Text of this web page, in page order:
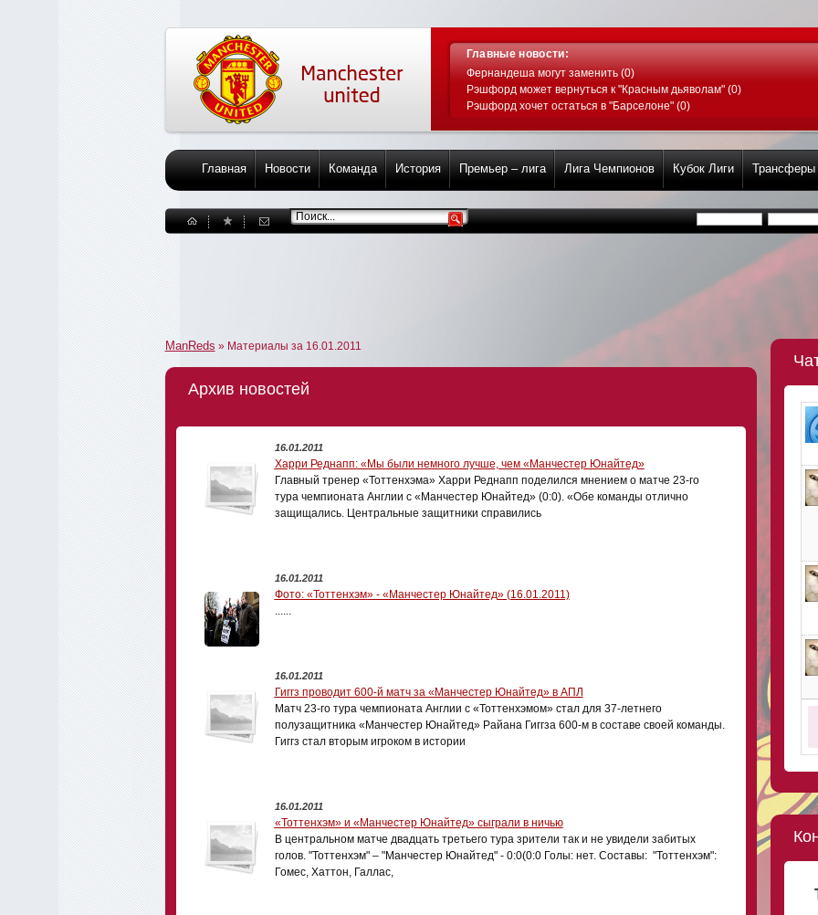
Главные новости:
Фернандеша могут заменить (0)
Рэшфорд может вернуться к "Красным дьяволам" (0)
Рэшфорд хочет остаться в "Барселоне" (0)
Главная Новости Команда История Премьер – лига Лига Чемпионов Кубок Лиги Трансферы
ManReds » Материалы за 16.01.2011
Архив новостей
16.01.2011
Харри Реднапп: «Мы были немного лучше, чем «Манчестер Юнайтед»
Главный тренер «Тоттенхэма» Харри Реднапп поделился мнением о матче 23-го
тура чемпионата Англии с «Манчестер Юнайтед» (0:0). «Обе команды отлично
защищались. Центральные защитники справились
16.01.2011
Фото: «Тоттенхэм» - «Манчестер Юнайтед» (16.01.2011)
......
16.01.2011
Гиггз проводит 600-й матч за «Манчестер Юнайтед» в АПЛ
Матч 23-го тура чемпионата Англии с «Тоттенхэмом» стал для 37-летнего
полузащитника «Манчестер Юнайтед» Райана Гиггза 600-м в составе своей команды.
Гиггз стал вторым игроком в истории
16.01.2011
«Тоттенхэм» и «Манчестер Юнайтед» сыграли в ничью
В центральном матче двадцать третьего тура зрители так и не увидели забитых
голов. "Тоттенхэм" – "Манчестер Юнайтед" - 0:0(0:0 Голы: нет. Составы: "Тоттенхэм":
Гомес, Хаттон, Галлас,